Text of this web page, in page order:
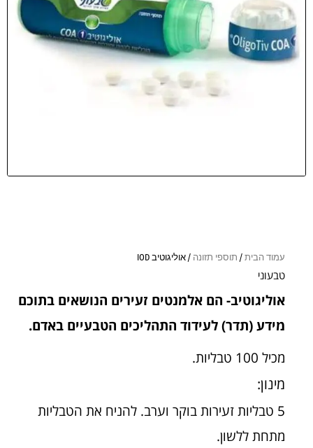
עמוד הבית/ תוספי תזונה / אוליגוטיב IOD
טבעוני
אוליגוטיב- הם אלמנטים זעירים הנושאים בתוכם
מידע (תדר) לעידוד התהליכים הטבעיים באדם.
מכיל 100 טבליות.
מינון:
5 טבליות זעירות בוקר וערב. להניח את הטבליות
מתחת ללשון.